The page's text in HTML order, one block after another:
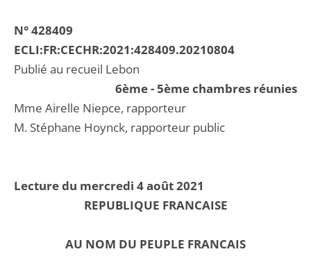
N° 428409
ECLI:FR:CECHR:2021:428409.20210804
Publié au recueil Lebon
6ème - 5ème chambres réunies
Mme Airelle Niepce, rapporteur
M. Stéphane Hoynck, rapporteur public
Lecture du mercredi 4 août 2021
REPUBLIQUE FRANCAISE
AU NOM DU PEUPLE FRANCAIS